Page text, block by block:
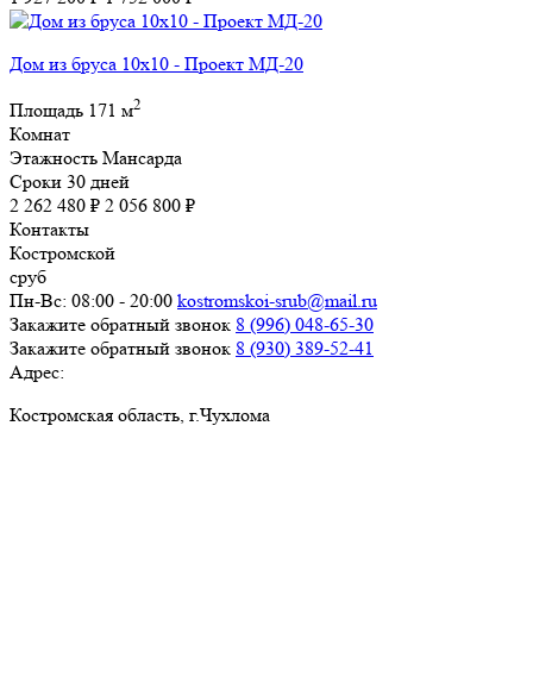
Дом из бруса 10х10 - Проект МД-20
Площадь 171 м2
Комнат
Этажность Мансарда
Сроки 30 дней
2 262 480 ₽ 2 056 800 ₽
Контакты
Костромской
сруб
Пн-Вс: 08:00 - 20:00 kostromskoi-srub@mail.ru
Закажите обратный звонок 8 (996) 048-65-30
Закажите обратный звонок 8 (930) 389-52-41
Адрес:
Костромская область, г.Чухлома